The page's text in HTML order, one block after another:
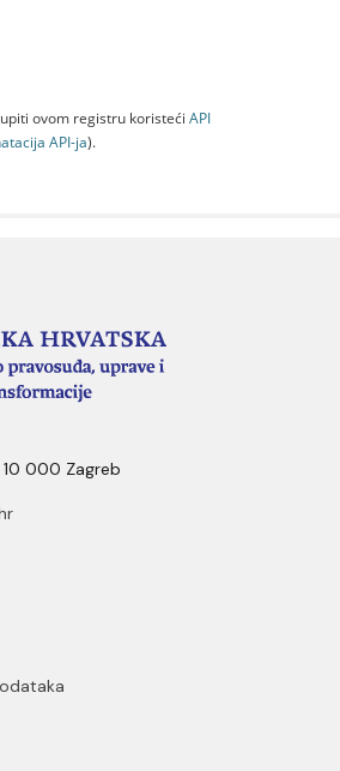
ovom registru koristeći API
API-jа).